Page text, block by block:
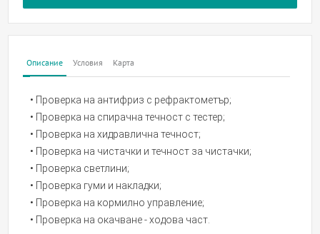
Описание Условия Карта
• Проверка на антифриз с рефрактометър;
• Проверка на спирачна течност с тестер;
• Проверка на хидравлична течност;
• Проверка на чистачки и течност за чистачки;
• Проверка светлини;
• Проверка гуми и накладки;
• Проверка на кормилно управление;
• Проверка на окачване - ходова част.